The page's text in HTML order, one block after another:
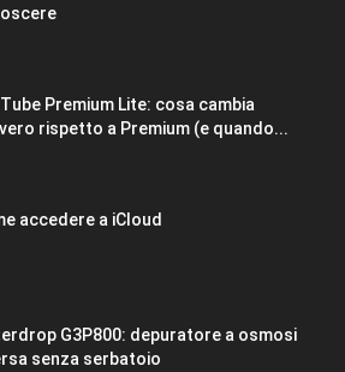
Premium Lite: cosa cambia
rispetto a Premium (e quando...
accedere a iCloud
G3P800: depuratore a osmosi
senza serbatoio